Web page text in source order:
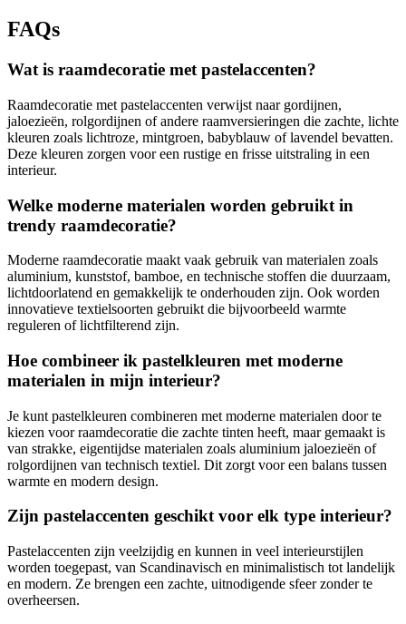
FAQs
Wat is raamdecoratie met pastelaccenten?
Raamdecoratie met pastelaccenten verwijst naar gordijnen,
jaloezieën, rolgordijnen of andere raamversieringen die zachte, lichte
kleuren zoals lichtroze, mintgroen, babyblauw of lavendel bevatten.
Deze kleuren zorgen voor een rustige en frisse uitstraling in een
interieur.
Welke moderne materialen worden gebruikt in
trendy raamdecoratie?
Moderne raamdecoratie maakt vaak gebruik van materialen zoals
aluminium, kunststof, bamboe, en technische stoffen die duurzaam,
lichtdoorlatend en gemakkelijk te onderhouden zijn. Ook worden
innovatieve textielsoorten gebruikt die bijvoorbeeld warmte
reguleren of lichtfilterend zijn.
Hoe combineer ik pastelkleuren met moderne
materialen in mijn interieur?
Je kunt pastelkleuren combineren met moderne materialen door te
kiezen voor raamdecoratie die zachte tinten heeft, maar gemaakt is
van strakke, eigentijdse materialen zoals aluminium jaloezieën of
rolgordijnen van technisch textiel. Dit zorgt voor een balans tussen
warmte en modern design.
Zijn pastelaccenten geschikt voor elk type interieur?
Pastelaccenten zijn veelzijdig en kunnen in veel interieurstijlen
worden toegepast, van Scandinavisch en minimalistisch tot landelijk
en modern. Ze brengen een zachte, uitnodigende sfeer zonder te
overheersen.